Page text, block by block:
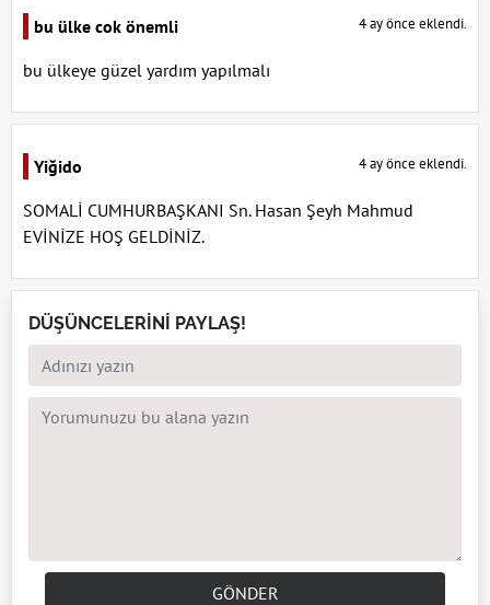
bu ülke cok önemli 4 ay önce eklendi.
bu ülkeye güzel yardım yapılmalı
Yiğido 4 ay önce eklendi.
SOMALİ CUMHURBAŞKANI Sn. Hasan Şeyh Mahmud
EVİNİZE HOŞ GELDİNİZ.
DÜŞÜNCELERİNİ PAYLAŞ!
GÖNDER